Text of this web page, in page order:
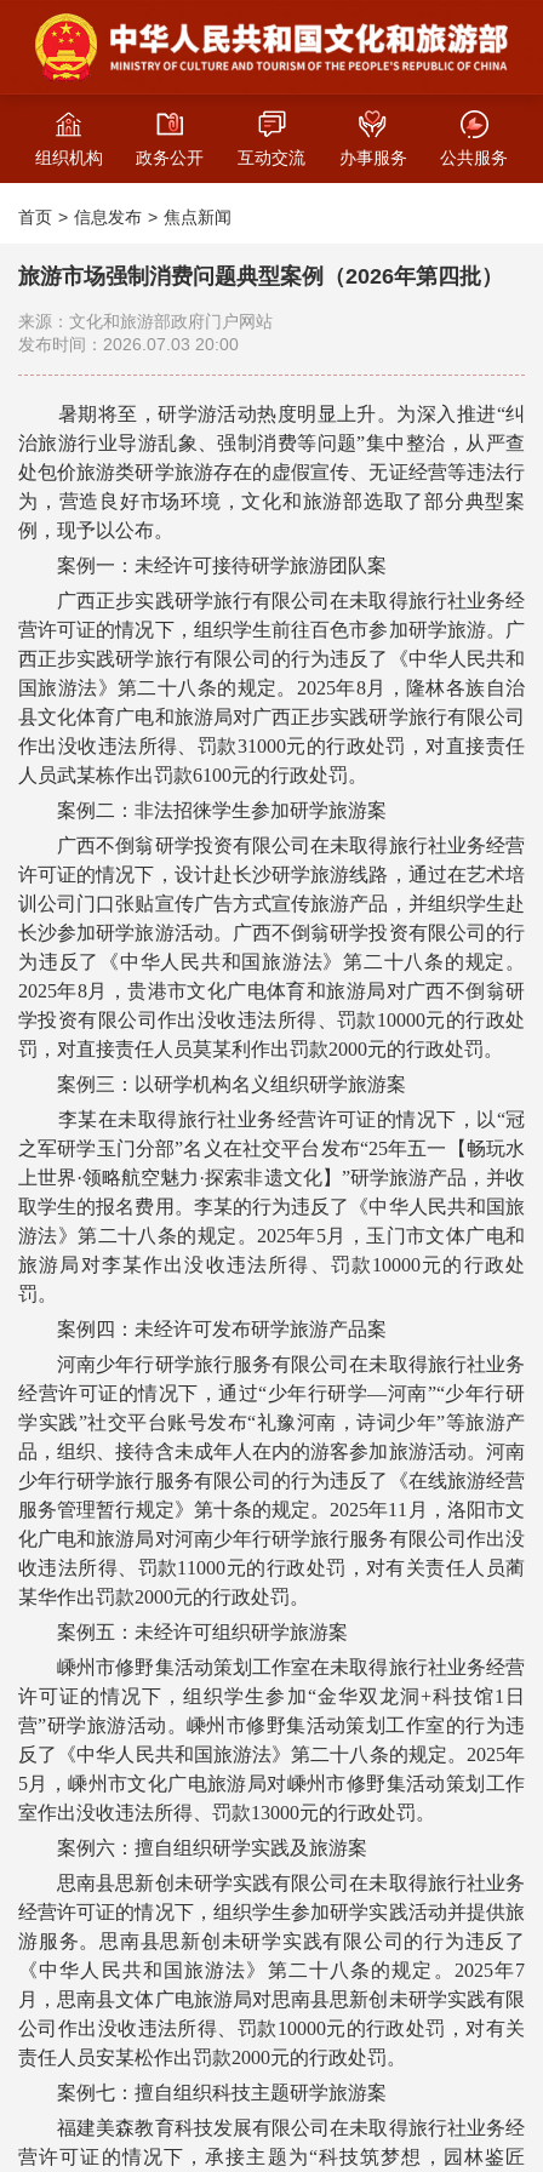
组织机构 政务公开 互动交流 办事服务 公共服务
首页 信息发布 焦点新闻
旅游市场强制消费问题典型案例（2026年第四批）
来源：文化和旅游部政府门户网站
发布时间：2026.07.03 20:00
暑期将至，研学游活动热度明显上升。为深入推进“纠
治旅游行业导游乱象、强制消费等问题”集中整治，从严查
处包价旅游类研学旅游存在的虚假宣传、无证经营等违法行
为，营造良好市场环境，文化和旅游部选取了部分典型案
例，现予以公布。
案例一：未经许可接待研学旅游团队案
广西正步实践研学旅行有限公司在未取得旅行社业务经
营许可证的情况下，组织学生前往百色市参加研学旅游。广
西正步实践研学旅行有限公司的行为违反了《中华人民共和
国旅游法》第二十八条的规定。2025年8月，隆林各族自治
县文化体育广电和旅游局对广西正步实践研学旅行有限公司
作出没收违法所得、罚款31000元的行政处罚，对直接责任
人员武某栋作出罚款6100元的行政处罚。
案例二：非法招徕学生参加研学旅游案
广西不倒翁研学投资有限公司在未取得旅行社业务经营
许可证的情况下，设计赴长沙研学旅游线路，通过在艺术培
训公司门口张贴宣传广告方式宣传旅游产品，并组织学生赴
长沙参加研学旅游活动。广西不倒翁研学投资有限公司的行
为违反了《中华人民共和国旅游法》第二十八条的规定。
2025年8月，贵港市文化广电体育和旅游局对广西不倒翁研
学投资有限公司作出没收违法所得、罚款10000元的行政处
罚，对直接责任人员莫某利作出罚款2000元的行政处罚。
案例三：以研学机构名义组织研学旅游案
李某在未取得旅行社业务经营许可证的情况下，以“冠
之军研学玉门分部”名义在社交平台发布“25年五一【畅玩水
上世界·领略航空魅力·探索非遗文化】”研学旅游产品，并收
取学生的报名费用。李某的行为违反了《中华人民共和国旅
游法》第二十八条的规定。2025年5月，玉门市文体广电和
旅游局对李某作出没收违法所得、罚款10000元的行政处
罚。
案例四：未经许可发布研学旅游产品案
河南少年行研学旅行服务有限公司在未取得旅行社业务
经营许可证的情况下，通过“少年行研学—河南”“少年行研
学实践”社交平台账号发布“礼豫河南，诗词少年”等旅游产
品，组织、接待含未成年人在内的游客参加旅游活动。河南
少年行研学旅行服务有限公司的行为违反了《在线旅游经营
服务管理暂行规定》第十条的规定。2025年11月，洛阳市文
化广电和旅游局对河南少年行研学旅行服务有限公司作出没
收违法所得、罚款11000元的行政处罚，对有关责任人员蔺
某华作出罚款2000元的行政处罚。
案例五：未经许可组织研学旅游案
嵊州市修野集活动策划工作室在未取得旅行社业务经营
许可证的情况下，组织学生参加“金华双龙洞+科技馆1日
营”研学旅游活动。嵊州市修野集活动策划工作室的行为违
反了《中华人民共和国旅游法》第二十八条的规定。2025年
5月，嵊州市文化广电旅游局对嵊州市修野集活动策划工作
室作出没收违法所得、罚款13000元的行政处罚。
案例六：擅自组织研学实践及旅游案
思南县思新创未研学实践有限公司在未取得旅行社业务
经营许可证的情况下，组织学生参加研学实践活动并提供旅
游服务。思南县思新创未研学实践有限公司的行为违反了
《中华人民共和国旅游法》第二十八条的规定。2025年7
月，思南县文体广电旅游局对思南县思新创未研学实践有限
公司作出没收违法所得、罚款10000元的行政处罚，对有关
责任人员安某松作出罚款2000元的行政处罚。
案例七：擅自组织科技主题研学旅游案
福建美森教育科技发展有限公司在未取得旅行社业务经
营许可证的情况下，承接主题为“科技筑梦想，园林鉴匠